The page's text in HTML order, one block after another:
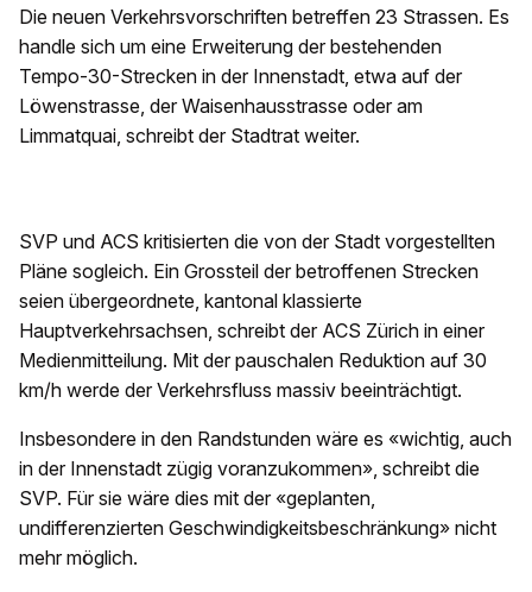
Die neuen Verkehrsvorschriften betreffen 23 Strassen. Es
handle sich um eine Erweiterung der bestehenden
Tempo-30-Strecken in der Innenstadt, etwa auf der
Löwenstrasse, der Waisenhausstrasse oder am
Limmatquai, schreibt der Stadtrat weiter.
SVP und ACS kritisierten die von der Stadt vorgestellten
Pläne sogleich. Ein Grossteil der betroffenen Strecken
seien übergeordnete, kantonal klassierte
Hauptverkehrsachsen, schreibt der ACS Zürich in einer
Medienmitteilung. Mit der pauschalen Reduktion auf 30
km/h werde der Verkehrsfluss massiv beeinträchtigt.
Insbesondere in den Randstunden wäre es «wichtig, auch
in der Innenstadt zügig voranzukommen», schreibt die
SVP. Für sie wäre dies mit der «geplanten,
undifferenzierten Geschwindigkeitsbeschränkung» nicht
mehr möglich.